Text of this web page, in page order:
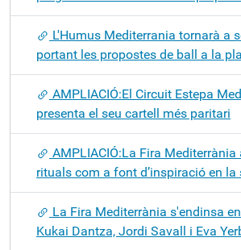
L'Humus Mediterrania tornarà a
portant les propostes de ball a la
AMPLIACIÓ:El Circuit Estepa
presenta el seu cartell més paritari
AMPLIACIÓ:La Fira
rituals com a font d’inspiració en la
La Fira Mediterrània s'endinsa
Kukai Dantza, Jordi Savall i Eva